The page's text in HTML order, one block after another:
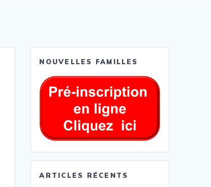
NOUVELLES FAMILLES
ARTICLES RÉCENTS